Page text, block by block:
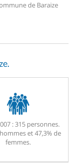
de Baraize
:315 personnes.
et 47,3% de
femmes.